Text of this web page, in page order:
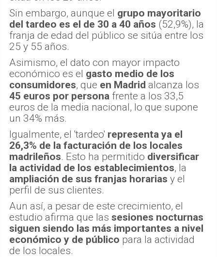
Sin embargo, aunque el grupo mayoritario
del tardeo es el de 30 a 40 años (52,9%), la
franja de edad del público se sitúa entre los
25 y 55 años.
Asimismo, el dato con mayor impacto
económico es el gasto medio de los
consumidores, que en Madrid alcanza los
45 euros por persona frente a los 33,5
euros de la media nacional, lo que supone
un 34% más.
Igualmente, el 'tardeo' representa ya el
26,3% de la facturación de los locales
madrileños. Esto ha permitido diversificar
la actividad de los establecimientos, la
ampliación de sus franjas horarias y el
perfil de sus clientes.
Aun así, a pesar de este crecimiento, el
estudio afirma que las sesiones nocturnas
siguen siendo las más importantes a nivel
económico y de público para la actividad
de los locales.